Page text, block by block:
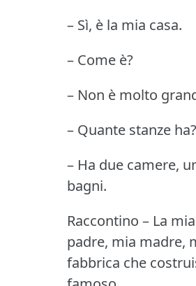
– Sì, è la mia casa.
– Come è?
– Non è molto
– Quante stanze ha?
– Ha due camere,
bagni.
Raccontino – La
padre, mia madre,
fabbrica che